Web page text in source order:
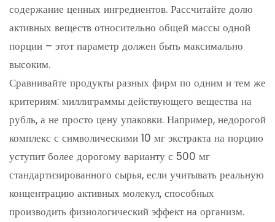
содержание ценных ингредиентов. Рассчитайте долю
активных веществ относительно общей массы одной
порции – этот параметр должен быть максимально
высоким.
Сравнивайте продукты разных фирм по одним и тем же
критериям: миллиграммы действующего вещества на
рубль, а не просто цену упаковки. Например, недорогой
комплекс с символическими 10 мг экстракта на порцию
уступит более дорогому варианту с 500 мг
стандартизированного сырья, если учитывать реальную
концентрацию активных молекул, способных
производить физиологический эффект на организм.